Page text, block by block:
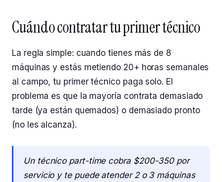
Cuándo contratar tu primer técnico
La regla simple: cuando tienes más de 8
máquinas y estás metiendo 20+ horas semanales
al campo, tu primer técnico paga solo. El
problema es que la mayoría contrata demasiado
tarde (ya están quemados) o demasiado pronto
(no les alcanza).
Un técnico part-time cobra $200-350 por
servicio y te puede atender 2 o 3 máquinas